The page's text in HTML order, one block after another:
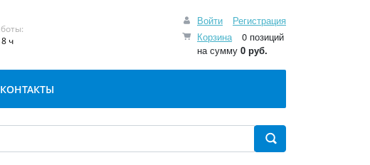
Войти
Регистрация
Корзина
0 позиций
на сумму 0 руб.
ч
КОНТАКТЫ